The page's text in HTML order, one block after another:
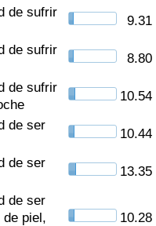
de sufrir
9.31
de sufrir
8.80
de sufrir
10.54
de ser
10.44
de ser
13.35
de ser
piel,
10.28